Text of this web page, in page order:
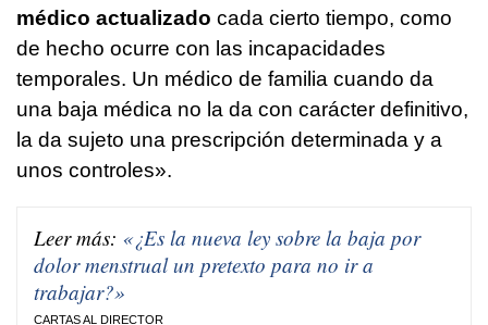
médico actualizado cada cierto tiempo, como
de hecho ocurre con las incapacidades
temporales. Un médico de familia cuando da
una baja médica no la da con carácter definitivo,
la da sujeto una prescripción determinada y a
unos controles».
Leer más: «¿Es la nueva ley sobre la baja por
dolor menstrual un pretexto para no ir a
trabajar?»
CARTAS AL DIRECTOR